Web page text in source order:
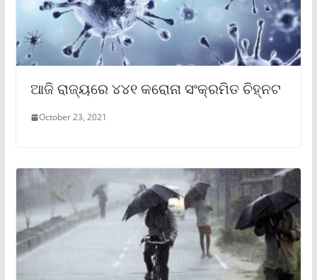
ଆଜି ରାଜ୍ୟରେ ୪୪୧ କରୋନା ସଂକ୍ରମିତ ଚିହ୍ନଟ
October 23, 2021